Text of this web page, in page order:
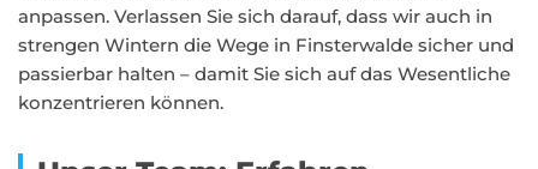
anpassen. Verlassen Sie sich darauf, dass wir auch in
strengen Wintern die Wege in Finsterwalde sicher und
passierbar halten – damit Sie sich auf das Wesentliche
konzentrieren können.